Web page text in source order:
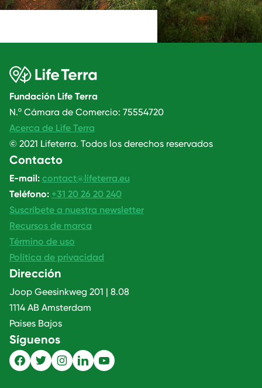
Fundación Life Terra
N.º Cámara de Comercio: 75554720
Acerca de Life Terra
© 2021 Lifeterra. Todos los derechos reservados
Contacto
E-mail: contact@lifeterra.eu
Teléfono: +31 20 26 20 240
Suscríbete a nuestra newsletter
Recursos de marca
Término de uso
Política de privacidad
Dirección
Joop Geesinkweg 201 | 8.08
1114 AB Amsterdam
Paises Bajos
Síguenos